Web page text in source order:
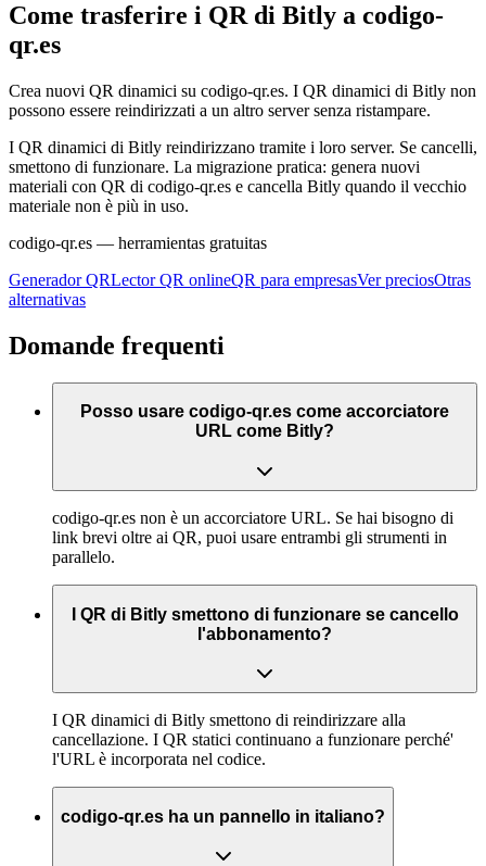
Come trasferire i QR di Bitly a codigo-
qr.es
Crea nuovi QR dinamici su codigo-qr.es. I QR dinamici di Bitly non
possono essere reindirizzati a un altro server senza ristampare.
I QR dinamici di Bitly reindirizzano tramite i loro server. Se cancelli,
smettono di funzionare. La migrazione pratica: genera nuovi
materiali con QR di codigo-qr.es e cancella Bitly quando il vecchio
materiale non è più in uso.
codigo-qr.es — herramientas gratuitas
Generador QRLector QR onlineQR para empresasVer preciosOtras
alternativas
Domande frequenti
Posso usare codigo-qr.es come accorciatore
URL come Bitly?
codigo-qr.es non è un accorciatore URL. Se hai bisogno di
link brevi oltre ai QR, puoi usare entrambi gli strumenti in
parallelo.
I QR di Bitly smettono di funzionare se cancello
l'abbonamento?
I QR dinamici di Bitly smettono di reindirizzare alla
cancellazione. I QR statici continuano a funzionare perché'
l'URL è incorporata nel codice.
codigo-qr.es ha un pannello in italiano?